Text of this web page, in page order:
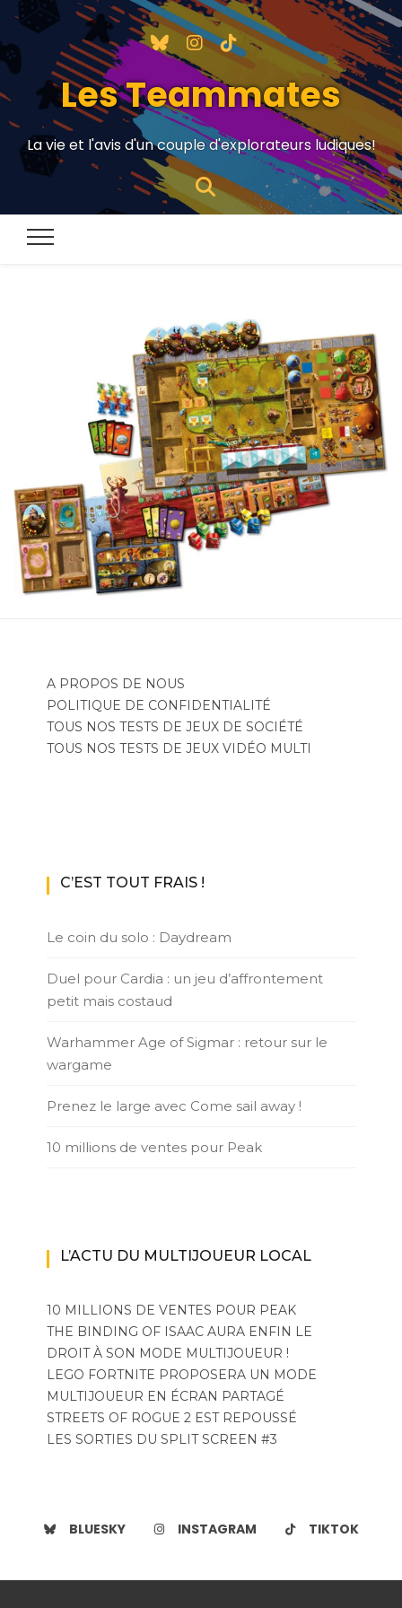
Les Teammates
La vie et l'avis d'un couple d'explorateurs ludiques!
A PROPOS DE NOUS
POLITIQUE DE CONFIDENTIALITÉ
TOUS NOS TESTS DE JEUX DE SOCIÉTÉ
TOUS NOS TESTS DE JEUX VIDÉO MULTI
C’EST TOUT FRAIS !
Le coin du solo : Daydream
Duel pour Cardia : un jeu d’affrontement
petit mais costaud
Warhammer Age of Sigmar : retour sur le
wargame
Prenez le large avec Come sail away !
10 millions de ventes pour Peak
L’ACTU DU MULTIJOUEUR LOCAL
10 MILLIONS DE VENTES POUR PEAK
THE BINDING OF ISAAC AURA ENFIN LE
DROIT À SON MODE MULTIJOUEUR !
LEGO FORTNITE PROPOSERA UN MODE
MULTIJOUEUR EN ÉCRAN PARTAGÉ
STREETS OF ROGUE 2 EST REPOUSSÉ
LES SORTIES DU SPLIT SCREEN #3
BLUESKY INSTAGRAM TIKTOK